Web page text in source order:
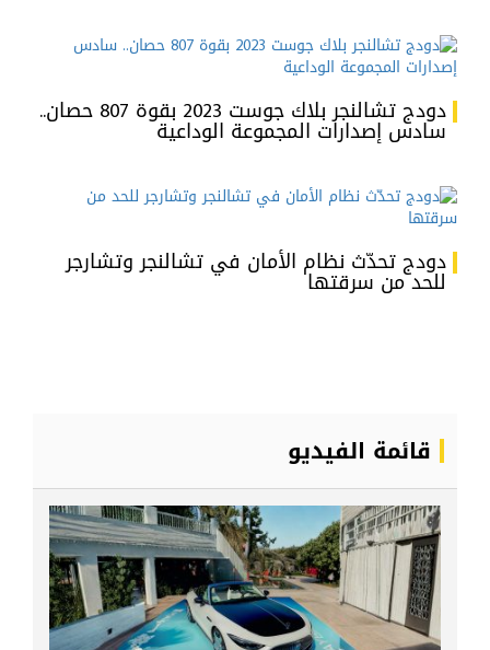
دودج تشالنجر بلاك جوست 2023 بقوة 807 حصان..
سادس إصدارات المجموعة الوداعية
دودج تحدّث نظام الأمان في تشالنجر وتشارجر
للحد من سرقتها
قائمة الفيديو